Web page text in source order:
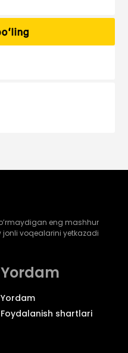
eng mashhur
voqealarini yetkazadi
Yordam
Yordam
Foydalanish shartlari